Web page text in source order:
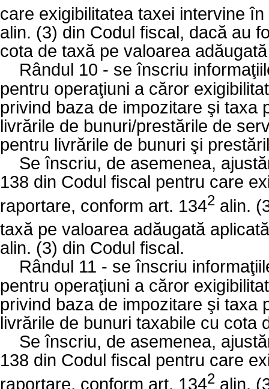
care exigibilitatea taxei intervine
alin. (3) din Codul fiscal, dacă au
cota de taxă pe valoarea
Rândul 10 - se înscriu
pentru operaţiuni a căror
privind baza de impozitare şi taxa
livrările de bunuri/prestările de
pentru livrările de bunuri şi
Se înscriu, de asemenea,
138 din Codul fiscal pentru care
raportare, conform art. 1342 alin.
taxă pe valoarea adăugată
alin. (3) din Codul fiscal.
Rândul 11 - se înscriu
pentru operaţiuni a căror
privind baza de impozitare şi taxa
livrările de bunuri taxabile cu cota
Se înscriu, de asemenea,
138 din Codul fiscal pentru care
raportare, conform art. 1342 alin.